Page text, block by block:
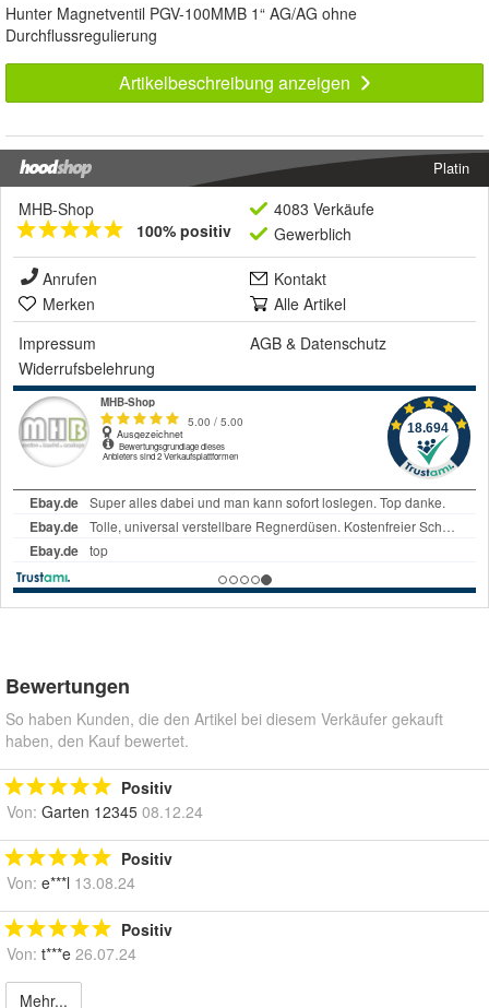
Hunter Magnetventil PGV-100MMB 1“ AG/AG ohne
Durchflussregulierung
Artikelbeschreibung anzeigen
Platin
MHB-Shop
100% positiv
4083 Verkäufe
Gewerblich
Anrufen
Kontakt
Merken
Alle Artikel
Impressum
AGB & Datenschutz
Widerrufsbelehrung
Bewertungen
So haben Kunden, die den Artikel bei diesem Verkäufer gekauft
haben, den Kauf bewertet.
Positiv
Von: Garten 12345 08.12.24
Positiv
Von: e***l 13.08.24
Positiv
Von: t***e 26.07.24
Mehr...